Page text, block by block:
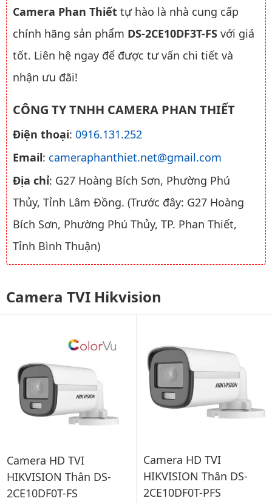
Camera Phan Thiết tự hào là nhà cung cấp
chính hãng sản phẩm DS-2CE10DF3T-FS với giá
tốt. Liên hệ ngay để được tư vấn chi tiết và
nhận ưu đãi!
CÔNG TY TNHH CAMERA PHAN THIẾT
Điện thoại: 0916.131.252
Email: cameraphanthiet.net@gmail.com
Địa chỉ: G27 Hoàng Bích Sơn, Phường Phú
Thủy, Tỉnh Lâm Đồng. (Trước đây: G27 Hoàng
Bích Sơn, Phường Phú Thủy, TP. Phan Thiết,
Tỉnh Bình Thuận)
Camera TVI Hikvision
Camera HD TVI
HIKVISION Thân DS-
2CE10DF0T-FS
Camera HD TVI
HIKVISION Thân DS-
2CE10DF0T-PFS